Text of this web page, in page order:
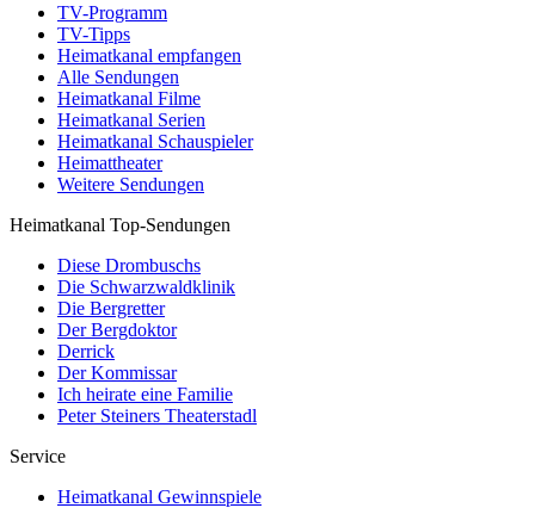
TV-Programm
TV-Tipps
Heimatkanal empfangen
Alle Sendungen
Heimatkanal Filme
Heimatkanal Serien
Heimatkanal Schauspieler
Heimattheater
Weitere Sendungen
Heimatkanal Top-Sendungen
Diese Drombuschs
Die Schwarzwaldklinik
Die Bergretter
Der Bergdoktor
Derrick
Der Kommissar
Ich heirate eine Familie
Peter Steiners Theaterstadl
Service
Heimatkanal Gewinnspiele